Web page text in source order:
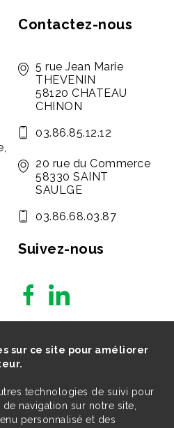
Contactez-nous
5 rue Jean Marie
THEVENIN
58120 CHATEAU
CHINON
03.86.85.12.12
20 rue du Commerce
58330 SAINT
SAULGE
03.86.68.03.87
Suivez-nous
sur ce site pour améliorer
technologies de suivi pour
navigation sur notre site,
personnalisé et des